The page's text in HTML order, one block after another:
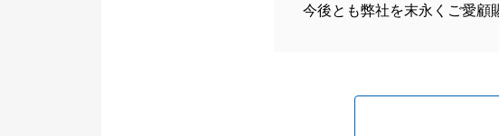
今後とも弊社を末永くご愛顧